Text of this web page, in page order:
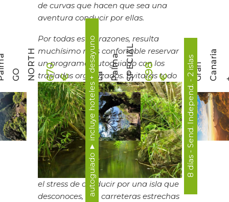
l
O
O H 6
7
0 € autoguiado ► incluye hoteles + desayuno L
a
P
a
l
m a
S
P
E
C
I
A L 6
9
8 € 8 días - Send. Independ. - 2 islasr
a
n
n
a
r a
l
m
de curvas que hacen que sea una
aventura conducir por ellas.
Por todas estas razones, resulta
muchísimo más confortable reservar
un programa autoguiado con los
traslados organizados. Evitarás todo
el stress de conducir por una isla que
desconoces, con carreteras estrechas